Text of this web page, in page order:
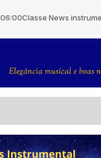
Classe News instrumental